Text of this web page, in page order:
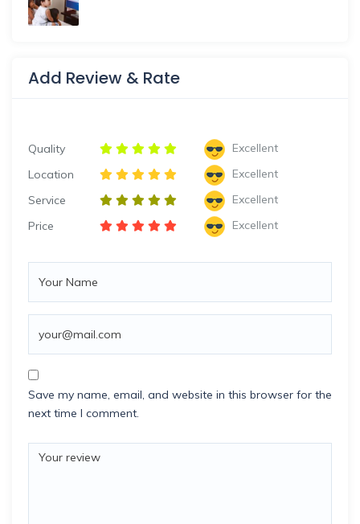
Add Review & Rate
Quality
Excellent
Location
Excellent
Service
Excellent
Price
Excellent
Save my name, email, and website in this browser for the
next time I comment.